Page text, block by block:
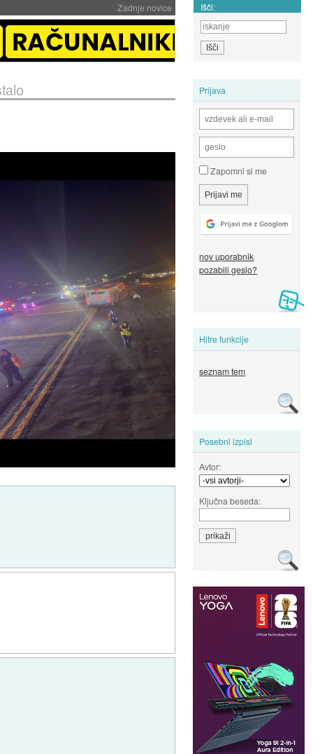
Zadnje novice Išči:
Prijava
Zapomni si me
nov uporabnik
pozabili geslo?
Hitre funkcije
seznam tem
Posebni izpisi
Avtor:
Ključna beseda: